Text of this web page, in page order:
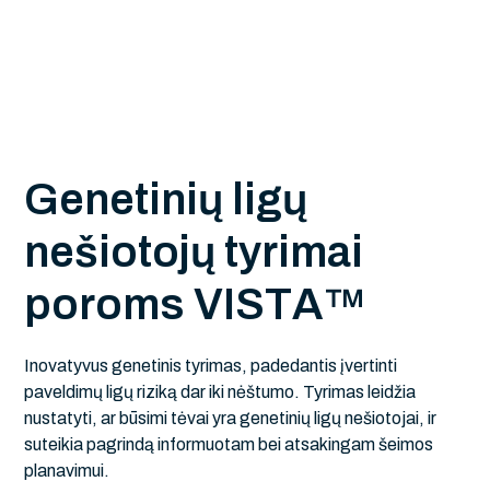
Genetinių igų
nešiotojų tyrimai
poroms VISTA™
Inovatyvus genetinis tyrimas, padedantis įvertinti
paveldimų ligų riziką dar iki nėštumo. Tyrimas leidžia
nustatyti, ar būsimi tėvai yra genetinių ligų nešiotojai, ir
suteikia pagrindą informuotam bei atsakingam šeimos
planavimui.